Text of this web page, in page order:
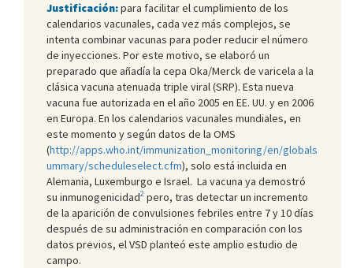
Justificación:para facilitar el cumplimiento de los
calendarios vacunales, cada vez más complejos, se
intenta combinar vacunas para poder reducir el número
de inyecciones. Por este motivo, se elaboró un
preparado que añadía la cepa Oka/Merck de varicela a la
clásica vacuna atenuada triple viral (SRP). Esta nueva
vacuna fue autorizada en el año 2005 en EE. UU. y en 2006
en Europa. En los calendarios vacunales mundiales, en
este momento y según datos de la OMS
(http://apps.who.int/immunization_monitoring/en/globals
ummary/scheduleselect.cfm), solo está incluida en
Alemania, Luxemburgo e Israel. La vacuna ya demostró
su inmunogenicidad2 pero, tras detectar un incremento
de la aparición de convulsiones febriles entre 7 y 10 días
después de su administración en comparación con los
datos previos, el VSD planteó este amplio estudio de
campo.